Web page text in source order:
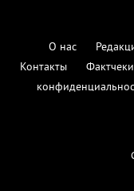
О нас
Контакты